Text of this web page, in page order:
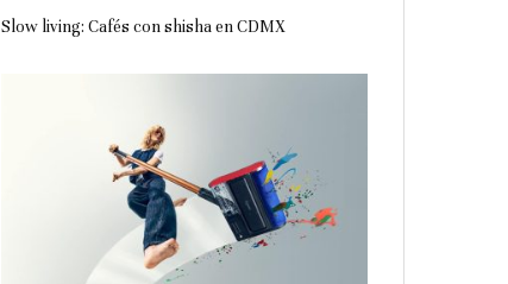
Slow living: Cafés con shisha en CDMX